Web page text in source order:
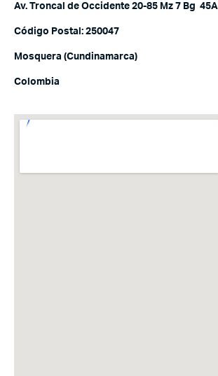
Av. Troncal de Occidente 20-85 Mz 7 Bg 45A
Código Postal: 250047
Mosquera (Cundinamarca)
Colombia